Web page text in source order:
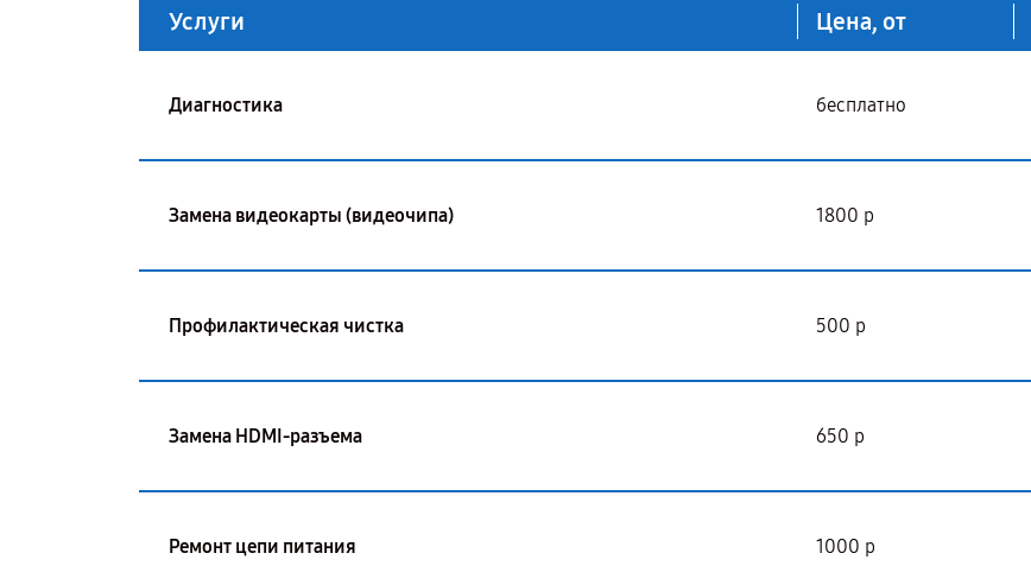
Услуги Цена, от
Диагностика бесплатно
Замена видеокарты (видеочипа) 1800 р
Профилактическая чистка 500 р
Замена HDMI-разъема 650 р
Ремонт цепи питания 1000 р